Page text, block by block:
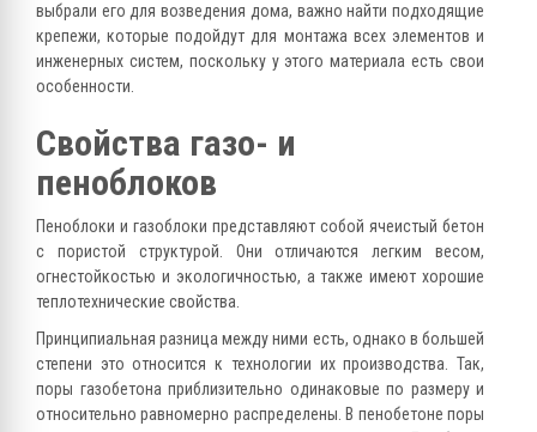
выбрали его для возведения дома, важно найти подходящие
крепежи, которые подойдут для монтажа всех элементов и
инженерных систем, поскольку у этого материала есть свои
особенности.
Свойства газо- и
пеноблоков
Пеноблоки и газоблоки представляют собой ячеистый бетон
с пористой структурой. Они отличаются легким весом,
огнестойкостью и экологичностью, а также имеют хорошие
теплотехнические свойства.
Принципиальная разница между ними есть, однако в большей
степени это относится к технологии их производства. Так,
поры газобетона приблизительно одинаковые по размеру и
относительно равномерно распределены. В пенобетоне поры